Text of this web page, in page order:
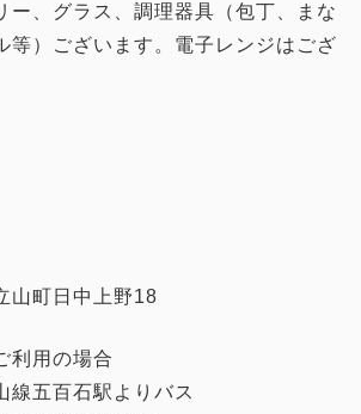
ー、グラス、調理器具（包丁、まな
等）ございます。電子レンジはござ
山町日中上野18
利用の場合
線五百石駅よりバス